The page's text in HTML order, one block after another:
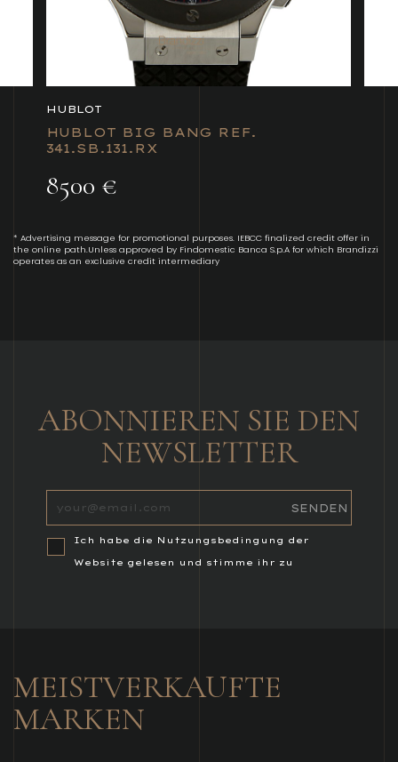
HUBLOT
HUBLOT BIG BANG REF.
341.SB.131.RX
8500 €
* Advertising message for promotional purposes. IEBCC finalized credit offer in
the online path.Unless approved by Findomestic Banca S.p.A for which Brandizzi
operates as an exclusive credit intermediary
ABONNIEREN SIE DEN
NEWSLETTER
Ich habe die Nutzungsbedingung der
Website gelesen und stimme ihr zu
MEISTVERKAUFTE
MARKEN